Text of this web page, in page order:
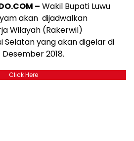
– Wakil Bupati Luwu
akan dijadwalkan
Wilayah (Rakerwil)
Selatan yang akan digelar di
2018.
Click Here